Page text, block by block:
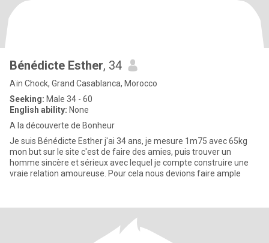
Bénédicte Esther, 34
Aïn Chock, Grand Casablanca, Morocco
Seeking: Male 34 - 60
English ability: None
A la découverte de Bonheur
Je suis Bénédicte Esther j'ai 34 ans, je mesure 1m75 avec 65kg
mon but sur le site c'est de faire des amies, puis trouver un
homme sincère et sérieux avec lequel je compte construire une
vraie relation amoureuse. Pour cela nous devions faire ample